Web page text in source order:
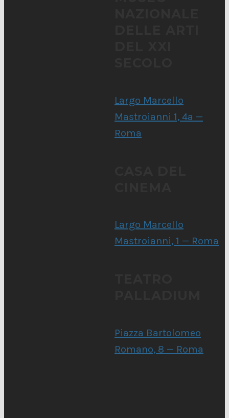
Largo Marcello
Mastroianni 1, 4a —
Roma
Largo Marcello
Mastroianni, 1 — Roma
Piazza Bartolomeo
Romano, 8 — Roma